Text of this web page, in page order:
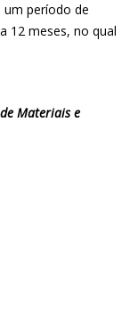
um período de
12 meses, no qual
Materiais e